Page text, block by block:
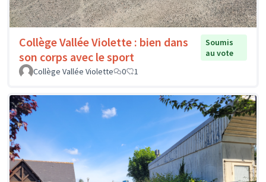
Collège Vallée Violette : bien dans
son corps avec le sport
Soumis
au vote
Collège Vallée Violette
0 1